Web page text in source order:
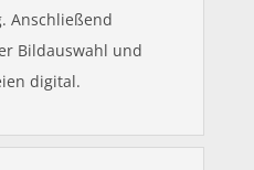
Anschließend
Bildauswahl und
digital.